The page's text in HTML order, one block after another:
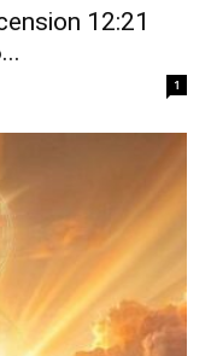
12:21
1